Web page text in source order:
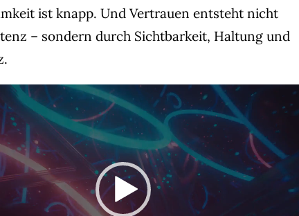
ist knapp. Und Vertrauen entsteht nicht
– sondern durch Sichtbarkeit, Haltung und
Video-
Player